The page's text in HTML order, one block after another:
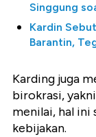
Singgung
Kardin
Barantin,
Karding juga
birokrasi,
menilai, hal
kebijakan.